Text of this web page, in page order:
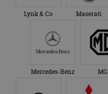
Lynk & Co Maserati
Mercedes-Benz MG